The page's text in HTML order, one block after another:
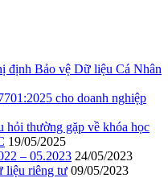
định Bảo vệ Dữ liệu Cá Nhân
cho doanh nghiệp
hỏi thường gặp về khóa học
19/05/2025
– 05.2023 24/05/2023
liệu riêng tư 09/05/2023